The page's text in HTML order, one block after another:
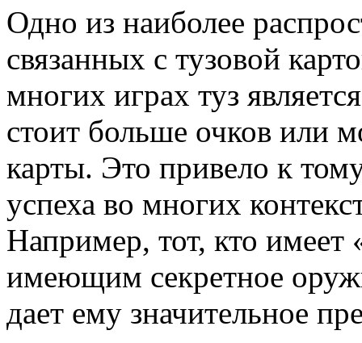
Одно из наиболее
связанных с тузовой
многих играх туз
стоит больше очков или
карты. Это привело к
успеха во многих
Например, тот, кто имеет
имеющим секретное
дает ему значительное